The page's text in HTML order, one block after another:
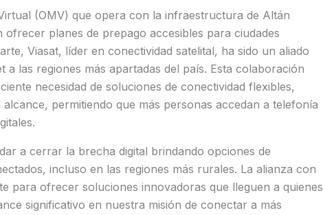
(OMV) que opera con la infraestructura de Altán
ofrecer planes de prepago accesibles para ciudades
Viasat, líder en conectividad satelital, ha sido un aliado
las regiones más apartadas del país. Esta colaboración
necesidad de soluciones de conectividad flexibles,
permitiendo que más personas accedan a telefonía
a cerrar la brecha digital brindando opciones de
incluso en las regiones más rurales. La alianza con
para ofrecer soluciones innovadoras que lleguen a quienes
significativo en nuestra misión de conectar a más